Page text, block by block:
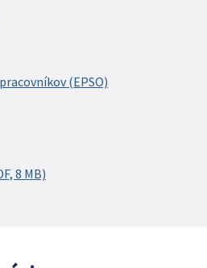
(EPSO)
8 MB)